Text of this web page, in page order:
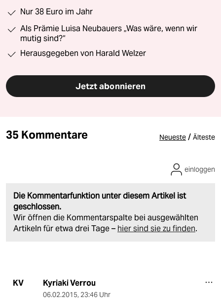
Nur 38 Euro im Jahr
Als Prämie Luisa Neubauers „Was wäre, wenn wir
mutig sind?“
Herausgegeben von Harald Welzer
Jetzt abonnieren
35 Kommentare Neueste / Älteste
Die Kommentarfunktion unter diesem Artikel ist
geschlossen.
Wir öffnen die Kommentarspalte bei ausgewählten
Artikeln für etwa drei Tage – hier sind sie zu finden.
einloggen
KV Kyriaki Verrou
06.02.2015, 23:46 Uhr